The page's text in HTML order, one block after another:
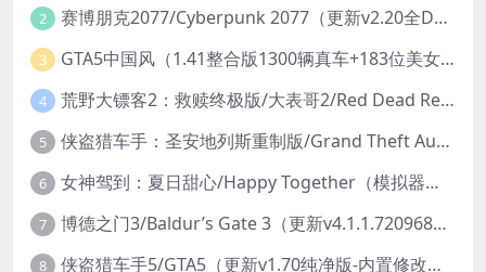
2 赛博朋克2077/Cyberpunk 2077（更新v2.20全DLC）
3 GTA5中国风（1.41整合版1300辆真车+183位美女与英雄+200%存档）
4 荒野大镖客2：救赎终极版/大表哥2/Red Dead Redemption 2: Ultimate Edition（更新v1491.50终极版）
5 侠盗猎车手：圣安地列斯重制版/Grand Theft Auto: San Andreas – The Definitive Edition（更新v1.113.49697469）
6 女神驾到：夏日甜心/Happy Together（模拟器版-升级豪华终极珍藏版+全DLC）
7 博德之门3/Baldur’s Gate 3（更新v4.1.1.7209685）
8 侠盗猎车手5/GTA5（更新v1.70纯净版-内置修改器+通关存档）